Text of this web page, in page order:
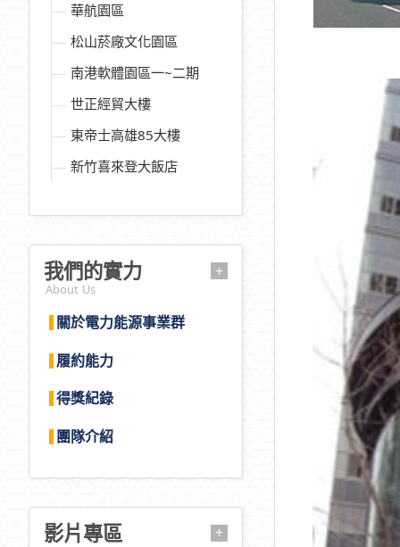
華航園區
松山菸廠文化園區
南港軟體園區一~二期
世正經貿大樓
東帝士高雄85大樓
新竹喜來登大飯店
我們的實力 +
About Us
關於電力能源事業群
履約能力
得獎紀錄
團隊介紹
影片專區 +